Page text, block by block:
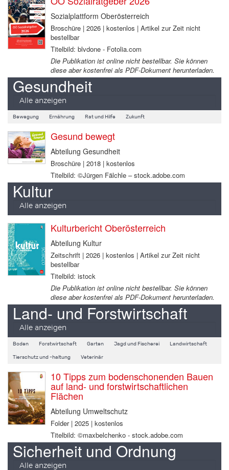
Sozialplattform Oberösterreich
Broschüre | 2026 | kostenlos | Artikel zur Zeit nicht
bestellbar
Titelbild: blvdone - Fotolia.com
Die Publikation ist online nicht bestellbar. Sie können
diese aber kostenfrei als PDF-Dokument herunterladen.
Gesundheit
Alle anzeigen
Bewegung Ernährung Rat und Hilfe Zukunft
Gesund bewegt
Abteilung Gesundheit
Broschüre | 2018 | kostenlos
Titelbild: ©Jürgen Fälchle – stock.adobe.com
Kultur
Alle anzeigen
Kulturbericht Oberösterreich
Abteilung Kultur
Zeitschrift | 2026 | kostenlos | Artikel zur Zeit nicht
bestellbar
Titelbild: istock
Die Publikation ist online nicht bestellbar. Sie können
diese aber kostenfrei als PDF-Dokument herunterladen.
Land- und Forstwirtschaft
Alle anzeigen
Boden Forstwirtschaft Garten Jagd und Fischerei Landwirtschaft
Tierschutz und -haltung Veterinär
10 Tipps zum bodenschonenden Bauen
auf land- und forstwirtschaftlichen
Flächen
Abteilung Umweltschutz
Folder | 2025 | kostenlos
Titelbild: ©maxbelchenko - stock.adobe.com
Sicherheit und Ordnung
Alle anzeigen